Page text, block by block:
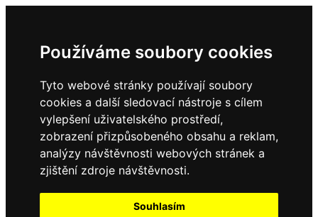
Používáme soubory cookies
Tyto webové stránky používají soubory
cookies a další sledovací nástroje s cílem
vylepšení uživatelského prostředí,
zobrazení přizpůsobeného obsahu a reklam,
analýzy návštěvnosti webových stránek a
zjištění zdroje návštěvnosti.
Souhlasím